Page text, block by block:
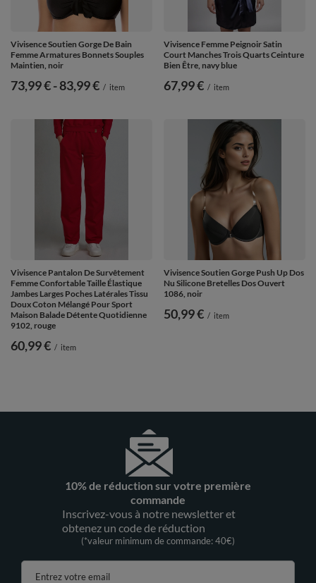
Vivisence Soutien Gorge De Bain
Femme Armatures Bonnets Souples
Maintien, noir
de
73,99 €-vers le bas
83,99 € / item
Vivisence Femme Peignoir Satin
Court Manches Trois Quarts Ceinture
Bien Être, navy blue
67,99 € / item
Vivisence Pantalon De Survêtement
Femme Confortable Taille Élastique
Jambes Larges Poches Latérales Tissu
Doux Coton Mélangé Pour Sport
Maison Balade Détente Quotidienne
9102, rouge
60,99 € / item
Vivisence Soutien Gorge Push Up Dos
Nu Silicone Bretelles Dos Ouvert
1086, noir
50,99 € / item
10% de réduction sur votre première
commande
Inscrivez-vous à notre newsletter et
obtenez un code de réduction
(*valeur minimum de commande: 40€)
Entrez votre email